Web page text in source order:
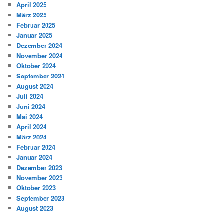
April 2025
März 2025
Februar 2025
Januar 2025
Dezember 2024
November 2024
Oktober 2024
September 2024
August 2024
Juli 2024
Juni 2024
Mai 2024
April 2024
März 2024
Februar 2024
Januar 2024
Dezember 2023
November 2023
Oktober 2023
September 2023
August 2023